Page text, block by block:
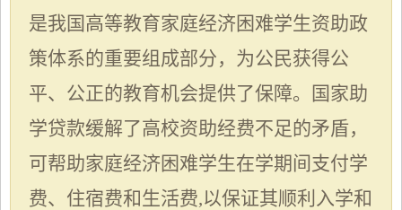
是我国高等教育家庭经济困难学生资助政
策体系的重要组成部分，为公民获得公
平、公正的教育机会提供了保障。国家助
学贷款缓解了高校资助经费不足的矛盾，
可帮助家庭经济困难学生在学期间支付学
费、住宿费和生活费,以保证其顺利入学和